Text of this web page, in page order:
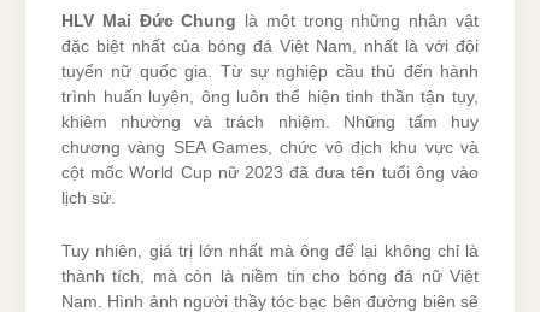
HLV Mai Đức Chung là một trong những nhân vật
đặc biệt nhất của bóng đá Việt Nam, nhất là với đội
tuyển nữ quốc gia. Từ sự nghiệp cầu thủ đến hành
trình huấn luyện, ông luôn thể hiện tinh thần tận tụy,
khiêm nhường và trách nhiệm. Những tấm huy
chương vàng SEA Games, chức vô địch khu vực và
cột mốc World Cup nữ 2023 đã đưa tên tuổi ông vào
lịch sử.
Tuy nhiên, giá trị lớn nhất mà ông để lại không chỉ là
thành tích, mà còn là niềm tin cho bóng đá nữ Việt
Nam. Hình ảnh người thầy tóc bạc bên đường biên sẽ